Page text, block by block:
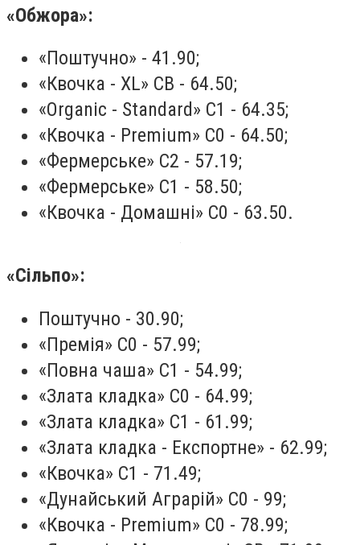
«Обжора»:
«Поштучно» - 41.90;
«Квочка - XL» СВ - 64.50;
«Organic - Standard» С1 - 64.35;
«Квочка - Premium» С0 - 64.50;
«Фермерське» С2 - 57.19;
«Фермерське» С1 - 58.50;
«Квочка - Домашні» С0 - 63.50.
«Сільпо»:
Поштучно - 30.90;
«Премія» С0 - 57.99;
«Повна чаша» С1 - 54.99;
«Злата кладка» С0 - 64.99;
«Злата кладка» С1 - 61.99;
«Злата кладка - Експортне» - 62.99;
«Квочка» С1 - 71.49;
«Дунайський Аграрій» С0 - 99;
«Квочка - Premium» С0 - 78.99;